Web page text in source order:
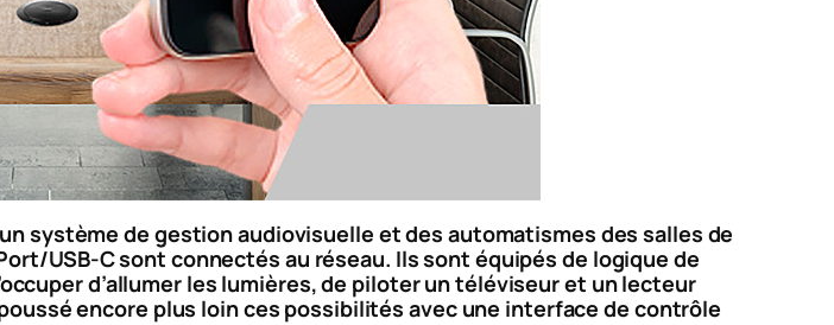
système de gestion audiovisuelle et des automatismes des salles de
USB-C sont connectés au réseau. Ils sont équipés de logique de
d’allumer les lumières, de piloter un téléviseur et un lecteur
encore plus loin ces possibilités avec une interface de contrôle